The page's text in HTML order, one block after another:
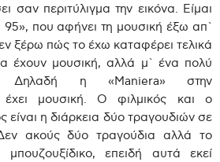
σαν περιτύλιγμα την εικόνα. Είμαι
που αφήνει τη μουσική έξω απ`
ξέρω πώς το έχω καταφέρει τελικά
έχουν μουσική, αλλά μ` ένα πολύ
Δηλαδή η «Maniera» στην
έχει μουσική. Ο φιλμικός και ο
είναι η διάρκεια δύο τραγουδιών σε
ακούς δύο τραγούδια αλλά το
επειδή αυτά εκεί